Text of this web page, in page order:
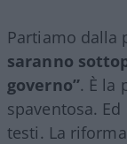
Partiamo dalla
saranno
governo”. È la
spaventosa.
testi. La